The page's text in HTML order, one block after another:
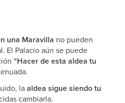
una Maravilla no pueden
El Palacio aún se puede
“Hacer de esta aldea tu
laaldea sigue siendo tu
cambiarla.